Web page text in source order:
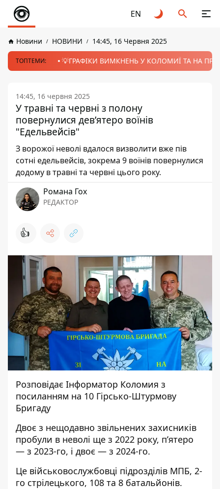
EN
Новини НОВИНИ 14:45, 16 Червня 2025
ТОПТЕМИ: 💡ГРАФІКИ ВИМКНЕНЬ У КОЛОМИЇ ТА НА
14:45, 16 червня 2025
У травні та червні з полону
повернулися дев’ятеро воїнів
"Едельвейсів"
З ворожої неволі вдалося визволити вже пів
сотні едельвейсів, зокрема 9 воїнів повернулися
додому в травні та червні цього року.
Романа Гох
РЕДАКТОР
👍
Розповідає Інформатор Коломия з
посиланням на 10 Гірсько-Штурмову
Бригаду
Двоє з нещодавно звільнених захисників
пробули в неволі ще з 2022 року, п’ятеро
— з 2023-го, і двоє — з 2024-го.
Це військовослужбовці підрозділів МПБ, 2-
го стрілецького, 108 та 8 батальйонів.